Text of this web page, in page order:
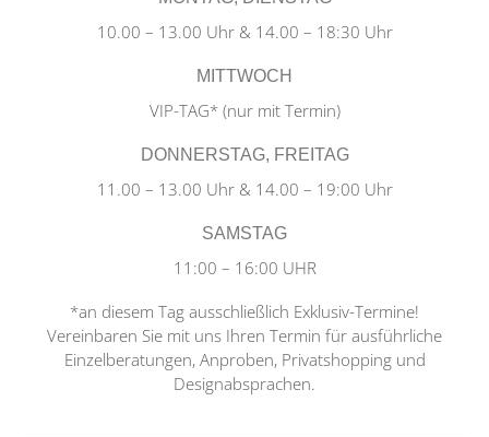
10.00 – 13.00 Uhr & 14.00 – 18:30 Uhr
MITTWOCH
VIP-TAG* (nur mit Termin)
DONNERSTAG, FREITAG
11.00 – 13.00 Uhr & 14.00 – 19:00 Uhr
SAMSTAG
11:00 – 16:00 UHR
*an diesem Tag ausschließlich Exklusiv-Termine!
Vereinbaren Sie mit uns Ihren Termin für ausführliche
Einzelberatungen, Anproben, Privatshopping und
Designabsprachen.